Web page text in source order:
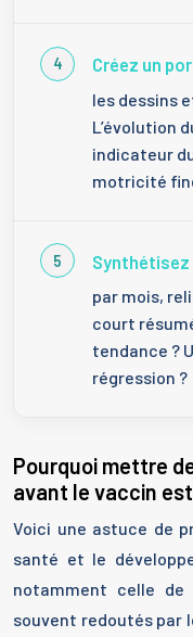
Créez un
les dessins
L’évolution
indicateur
motricité
par mois,
court
tendance ?
régression ?
Pourquoi mettre
avant le vaccin
Voici une astuce de
santé et le
notamment celle
souvent redoutés par